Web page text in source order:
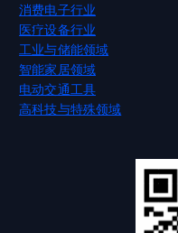
消费电子行业
医疗设备行业
工业与储能领域
智能家居领域
电动交通工具
高科技与特殊领域